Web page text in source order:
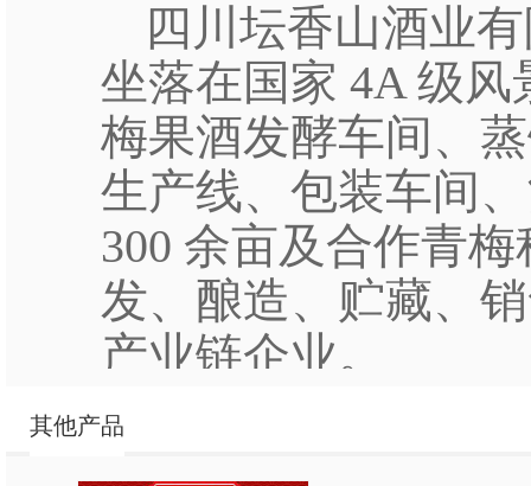
四川坛香山酒业
坐落在国家 4A级风
梅果酒发酵车间、
生产线、包装车间
300 余亩及合作青
发、酿造、贮藏、
产业链企业。
其他产品